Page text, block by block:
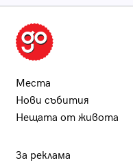
Места
Нови събития
Нещата от живота
За реклама